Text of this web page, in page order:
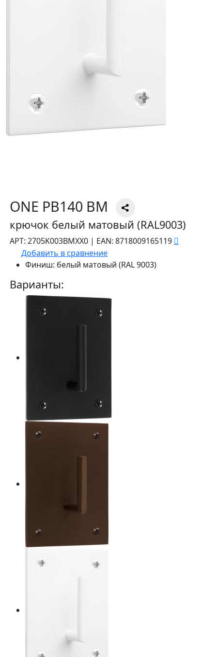
ONE PB140 BM
крючок белый матовый (RAL9003)
АРТ: 2705K003BMXX0 | EAN: 8718009165119
Добавить в сравнение
Финиш: белый матовый (RAL 9003)
Варианты: